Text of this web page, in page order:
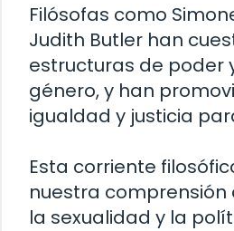
Filósofas como
Judith Butler han
estructuras de poder
género, y han
igualdad y justicia
Esta corriente
nuestra
la sexualidad y la